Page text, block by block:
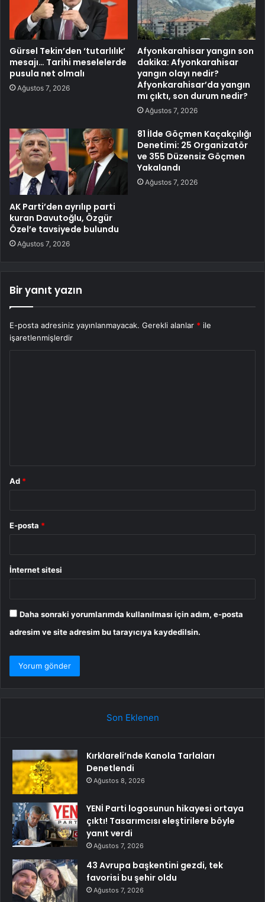
Gürsel Tekin’den ‘tutarlılık’
mesajı… Tarihi meselelerde
pusula net olmalı
Ağustos 7, 2026
Afyonkarahisar yangın son
dakika: Afyonkarahisar
yangın olayı nedir?
Afyonkarahisar’da yangın
mı çıktı, son durum nedir?
Ağustos 7, 2026
AK Parti’den ayrılıp parti
kuran Davutoğlu, Özgür
Özel’e tavsiyede bulundu
Ağustos 7, 2026
81 İlde Göçmen Kaçakçılığı
Denetimi: 25 Organizatör
ve 355 Düzensiz Göçmen
Yakalandı
Ağustos 7, 2026
Bir yanıt yazın
E-posta adresiniz yayınlanmayacak. Gerekli alanlar * ile
işaretlenmişlerdir
Ad *
E-posta *
İnternet sitesi
Daha sonraki yorumlarımda kullanılması için adım, e-posta
adresim ve site adresim bu tarayıcıya kaydedilsin.
Son Eklenen
Kırklareli’nde Kanola Tarlaları
Denetlendi
Ağustos 8, 2026
YENİ Parti logosunun hikayesi ortaya
çıktı! Tasarımcısı eleştirilere böyle
yanıt verdi
Ağustos 7, 2026
43 Avrupa başkentini gezdi, tek
favorisi bu şehir oldu
Ağustos 7, 2026